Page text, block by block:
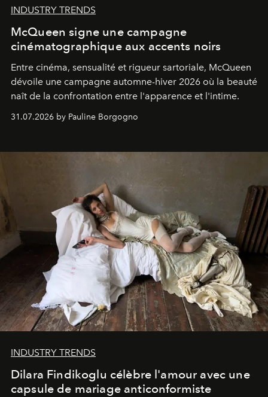
INDUSTRY TRENDS
McQueen signe une campagne
cinématographique aux accents noirs
Entre cinéma, sensualité et rigueur sartoriale, McQueen
dévoile une campagne automne-hiver 2026 où la beauté
naît de la confrontation entre l'apparence et l'intime.
31.07.2026 by Pauline Borgogno
INDUSTRY TRENDS
Dilara Findikoglu célèbre l'amour avec une
capsule de mariage anticonformiste